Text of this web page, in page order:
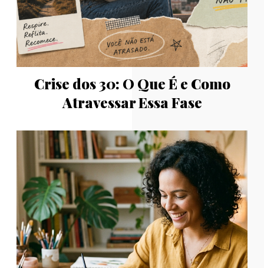
Crise dos 30: O Que É e Como
Atravessar Essa Fase